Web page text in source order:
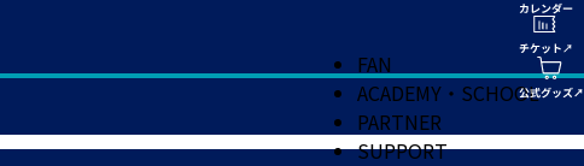
FAN
ACADEMY・SCHOOL
PARTNER
SUPPORT